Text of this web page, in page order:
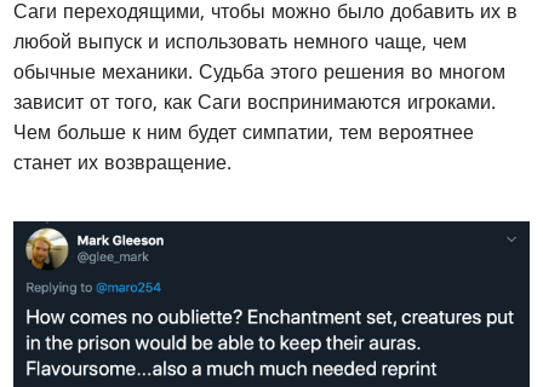
Саги переходящими, чтобы можно было добавить их в
любой выпуск и использовать немного чаще, чем
обычные механики. Судьба этого решения во многом
зависит от того, как Саги воспринимаются игроками.
Чем больше к ним будет симпатии, тем вероятнее
станет их возвращение.